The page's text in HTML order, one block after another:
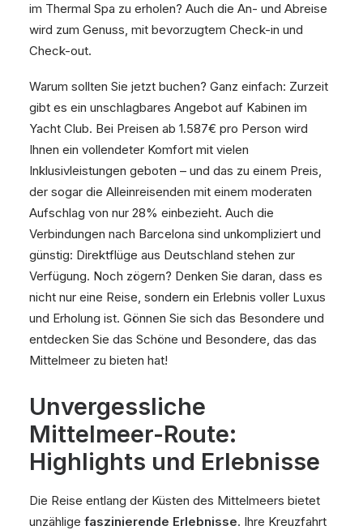
im Thermal Spa zu erholen? Auch die An- und Abreise
wird zum Genuss, mit bevorzugtem Check-in und
Check-out.
Warum sollten Sie jetzt buchen? Ganz einfach: Zurzeit
gibt es ein unschlagbares Angebot auf Kabinen im
Yacht Club. Bei Preisen ab 1.587€ pro Person wird
Ihnen ein vollendeter Komfort mit vielen
Inklusivleistungen geboten – und das zu einem Preis,
der sogar die Alleinreisenden mit einem moderaten
Aufschlag von nur 28% einbezieht. Auch die
Verbindungen nach Barcelona sind unkompliziert und
günstig: Direktflüge aus Deutschland stehen zur
Verfügung. Noch zögern? Denken Sie daran, dass es
nicht nur eine Reise, sondern ein Erlebnis voller Luxus
und Erholung ist. Gönnen Sie sich das Besondere und
entdecken Sie das Schöne und Besondere, das das
Mittelmeer zu bieten hat!
Unvergessliche
Mittelmeer-Route:
Highlights und Erlebnisse
Die Reise entlang der Küsten des Mittelmeers bietet
unzählige faszinierende Erlebnisse. Ihre Kreuzfahrt